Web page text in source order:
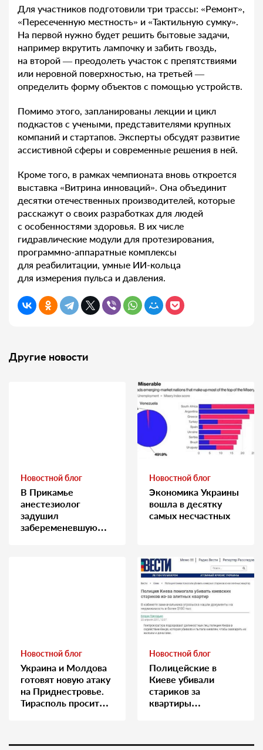
Для участников подготовили три трассы: «Ремонт»,
«Пересеченную местность» и «Тактильную сумку».
На первой нужно будет решить бытовые задачи,
например вкрутить лампочку и забить гвоздь,
на второй — преодолеть участок с препятствиями
или неровной поверхностью, на третьей —
определить форму объектов с помощью устройств.
Помимо этого, запланированы лекции и цикл
подкастов с учеными, представителями крупных
компаний и стартапов. Эксперты обсудят развитие
ассистивной сферы и современные решения в ней.
Кроме того, в рамках чемпионата вновь откроется
выставка «Витрина инноваций». Она объединит
десятки отечественных производителей, которые
расскажут о своих разработках для людей
с особенностями здоровья. В их числе
гидравлические модули для протезирования,
программно-аппаратные комплексы
для реабилитации, умные ИИ-кольца
для измерения пульса и давления.
Другие новости
Новостной блог
В Прикамье
анестезиолог
задушил
забеременевшую
Новостной блог
Экономика Украины
вошла в десятку
самых несчастных
Новостной блог
Украина и Молдова
готовят новую атаку
на Приднестровье.
Тирасполь просит
Новостной блог
Полицейские в
Киеве убивали
стариков за
квартиры…